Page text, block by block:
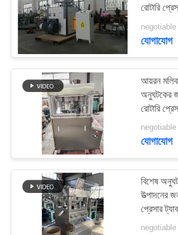
ম্যাপ
PRIVACY
POLICYট্যাবলেট সংক্ষেপণ
মেশানো ব্লেন্ডার
রোটারি
negotiable
যোগাযোগ
আয়রন
অনুঘটকের
রোটারি
negotiable
যোগাযোগ
বিশেষ
উত্পাদনের
প্রেসার
negotiable